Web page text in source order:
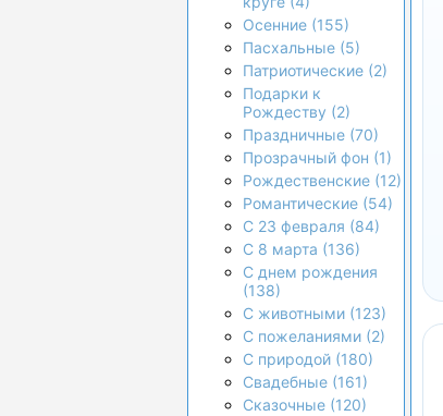
Осенние (155)
Пасхальные (5)
Патриотические (2)
Подарки к
Рождеству (2)
Праздничные (70)
Прозрачный фон (1)
Рождественские (12)
Романтические (54)
С 23 февраля (84)
С 8 марта (136)
С днем рождения
(138)
С животными (123)
С пожеланиями (2)
С природой (180)
Свадебные (161)
Сказочные (120)